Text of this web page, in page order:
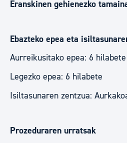
Eranskinen gehienezko
Ebazteko epea eta
Aurreikusitako epea: 6 hilabete
Legezko epea: 6 hilabete
Isiltasunaren zentzua:
Prozeduraren urratsak